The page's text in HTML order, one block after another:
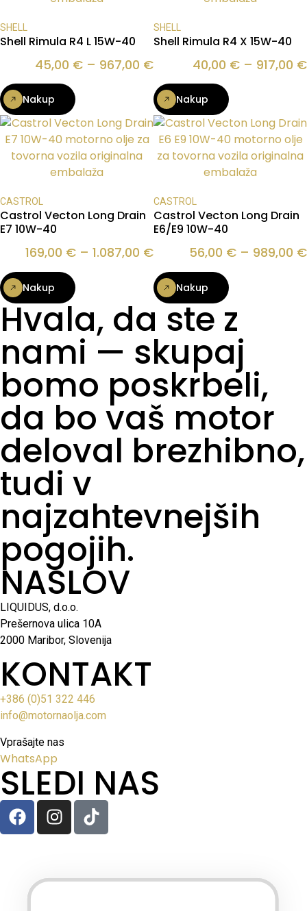
SHELL
Shell Rimula R4 L 15W-40
45,00 € – 967,00 €
Nakup
SHELL
Shell Rimula R4 X 15W-40
40,00 € – 917,00 €
Nakup
CASTROL
Castrol Vecton Long Drain
E7 10W-40
169,00 € – 1.087,00 €
Nakup
CASTROL
Castrol Vecton Long Drain
E6/E9 10W-40
56,00 € – 989,00 €
Nakup
Hvala, da ste z
nami — skupaj
bomo poskrbeli,
da bo vaš motor
deloval brezhibno,
tudi v
najzahtevnejših
pogojih.
NASLOV
LIQUIDUS, d.o.o.
Prešernova ulica 10A
2000 Maribor, Slovenija
KONTAKT
+386 (0)51 322 446
info@motornaolja.com
Vprašajte nas
WhatsApp
SLEDI NAS